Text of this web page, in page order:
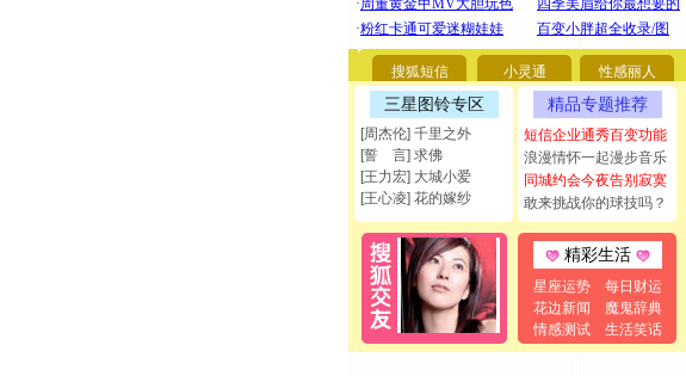
搜狐短信 小灵通 性感丽人
三星图铃专区
[周杰伦] 千里之外
[誓 言] 求佛
[王力宏] 大城小爱
[王心凌] 花的嫁纱
精品专题推荐
短信企业通秀百变功能
浪漫情怀一起漫步音乐
同城约会今夜告别寂寞
敢来挑战你的球技吗？
精彩生活
星座运势
每日财运
花边新闻
魔鬼辞典
情感测试
生活笑话